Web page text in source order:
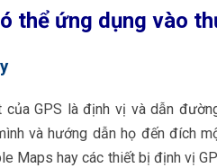
thể ứng dụng vào
GPS là định vị và dẫn
và hướng dẫn họ đến đích
Maps hay các thiết bị định vị